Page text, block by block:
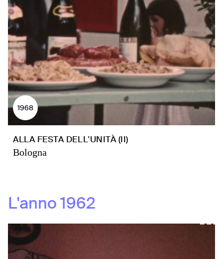
1968
ALLA FESTA DELL'UNITÀ (II)
Bologna
L'anno1962